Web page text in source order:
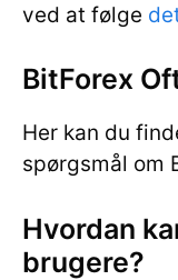
ved at følge
BitForex
Her kan du
spørgsmål om
Hvordan
brugere?